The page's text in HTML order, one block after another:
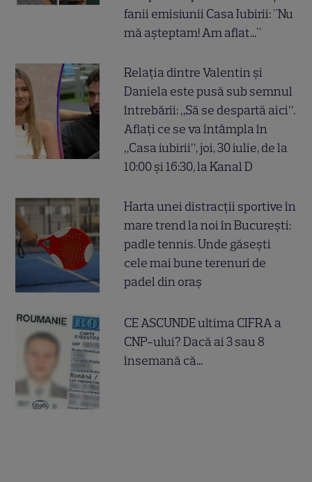
fanii emisiunii Casa Iubirii: "Nu
mă așteptam! Am aflat..."
Relația dintre Valentin și
Daniela este pusă sub semnul
întrebării: „Să se despartă aici”.
Aflați ce se va întâmpla în
„Casa iubirii”, joi, 30 iulie, de la
10:00 și 16:30, la Kanal D
Harta unei distracții sportive în
mare trend la noi în București:
padle tennis. Unde găsești
cele mai bune terenuri de
padel din oraș
CE ASCUNDE ultima CIFRA a
CNP-ului? Dacă ai 3 sau 8
însemană că...